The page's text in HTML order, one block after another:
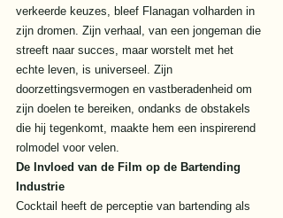
verkeerde keuzes, bleef Flanagan volharden in
zijn dromen. Zijn verhaal, van een jongeman die
streeft naar succes, maar worstelt met het
echte leven, is universeel. Zijn
doorzettingsvermogen en vastberadenheid om
zijn doelen te bereiken, ondanks de obstakels
die hij tegenkomt, maakte hem een inspirerend
rolmodel voor velen.
De Invloed van de Film op de Bartending
Industrie
Cocktail heeft de perceptie van bartending als